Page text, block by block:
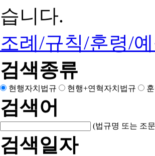
습니다.
조례/규칙/훈령/
검색종류
현행자치법규 현행+연혁자치법규
검색어
(법규명 또는 조
검색일자